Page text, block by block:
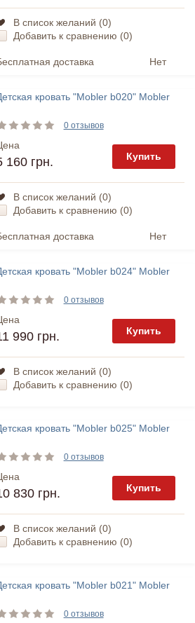
В список желаний (0)
Добавить к сравнению (0)
доставка Нет
кровать "Mobler b020" Mobler
0 отзывов
160 грн. Купить
В список желаний (0)
Добавить к сравнению (0)
доставка Нет
кровать "Mobler b024" Mobler
0 отзывов
990 грн. Купить
В список желаний (0)
Добавить к сравнению (0)
кровать "Mobler b025" Mobler
0 отзывов
830 грн. Купить
В список желаний (0)
Добавить к сравнению (0)
кровать "Mobler b021" Mobler
0 отзывов